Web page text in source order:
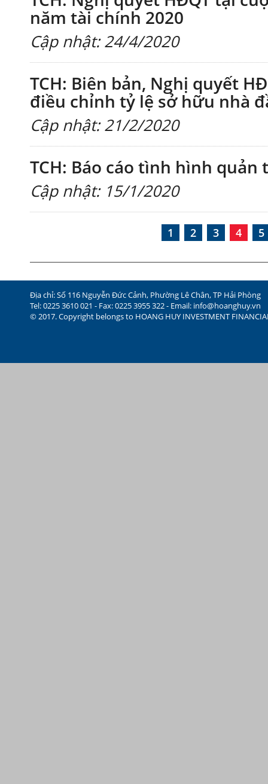
năm tài chính 2020
Cập nhật: 24/4/2020
TCH: Biên bản, Nghị quyết
điều chỉnh tỷ lệ sở hữu nhà
Cập nhật: 21/2/2020
TCH: Báo cáo tình hình quản
Cập nhật: 15/1/2020
1 2 3 4 5
Địa chỉ: Số 116 Nguyễn Đức Cảnh, Phường Lê Chân, TP Hải Phòng
Tel: 0225 3610 021 - Fax: 0225 3955 322 - Email: info@hoanghuy.vn
© 2017. Copyright belongs to HOANG HUY INVESTMENT FINANCIAL